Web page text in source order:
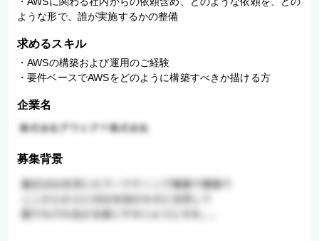
ような形で、誰が実施するかの整備
求めるスキル
・AWSの構築および運用のご経験
・要件ベースでAWSをどのように構築すべきか描ける方
企業名
募集背景